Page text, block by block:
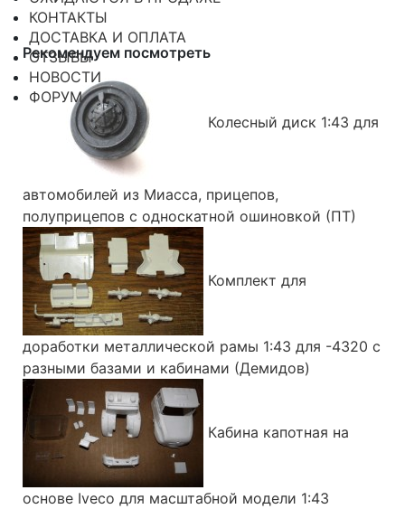
КОНТАКТЫ
ДОСТАВКА И ОПЛАТА
ОТЗЫВЫ
НОВОСТИ
ФОРУМ
Рекомендуем посмотреть
Колесный диск 1:43 для
автомобилей из Миасса, прицепов,
полуприцепов с односкатной ошиновкой (ПТ)
Комплект для
доработки металлической рамы 1:43 для -4320 с
разными базами и кабинами (Демидов)
Кабина капотная на
основе Iveco для масштабной модели 1:43